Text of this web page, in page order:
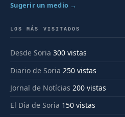
Sugerir un medio →
LOS MÁS VISITADOS
Desde Soria 300 vistas
Diario de Soria 250 vistas
Jornal de Notícias 200 vistas
El Día de Soria 150 vistas